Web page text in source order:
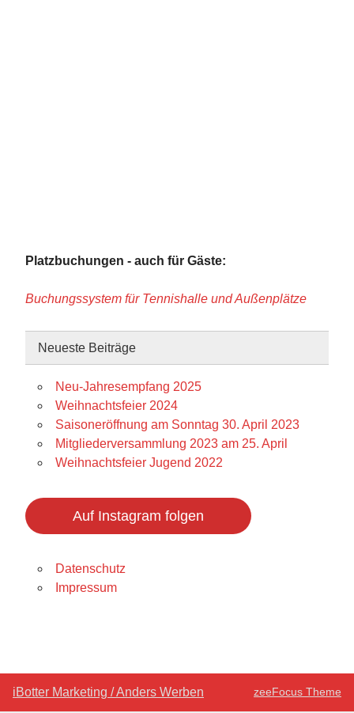
Platzbuchungen - auch für Gäste:
Buchungssystem für Tennishalle und Außenplätze
Neueste Beiträge
Neu-Jahresempfang 2025
Weihnachtsfeier 2024
Saisoneröffnung am Sonntag 30. April 2023
Mitgliederversammlung 2023 am 25. April
Weihnachtsfeier Jugend 2022
Auf Instagram folgen
Datenschutz
Impressum
iBotter Marketing / Anders Werben zeeFocus Theme